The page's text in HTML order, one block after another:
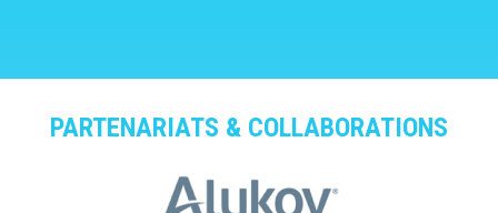
PARTENARIATS & COLLABORATIONS